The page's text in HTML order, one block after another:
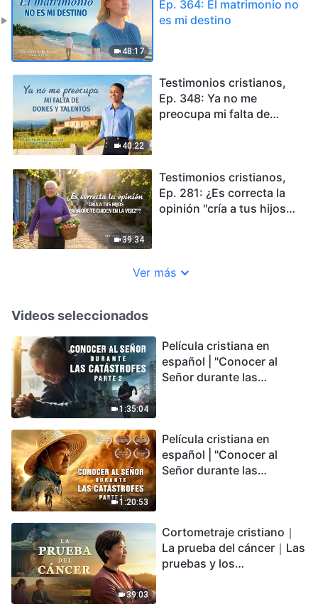
48:17
Ep. 364: El matrimonio no
es mi destino
40:22
Testimonios cristianos,
Ep. 348: Ya no me
preocupa mi falta de
39:34
Testimonios cristianos,
Ep. 281: ¿Es correcta la
opinión "cría a tus hijos
Ver más
Videos seleccionados
1:35:04
Película cristiana en
español | "Conocer al
Señor durante las
podemos sobrevivir?
1:20:53
Película cristiana en
español | "Conocer al
Señor durante las
encontrarás refugio?
39:03
Cortometraje cristiano｜
La prueba del cáncer｜Las
pruebas y los